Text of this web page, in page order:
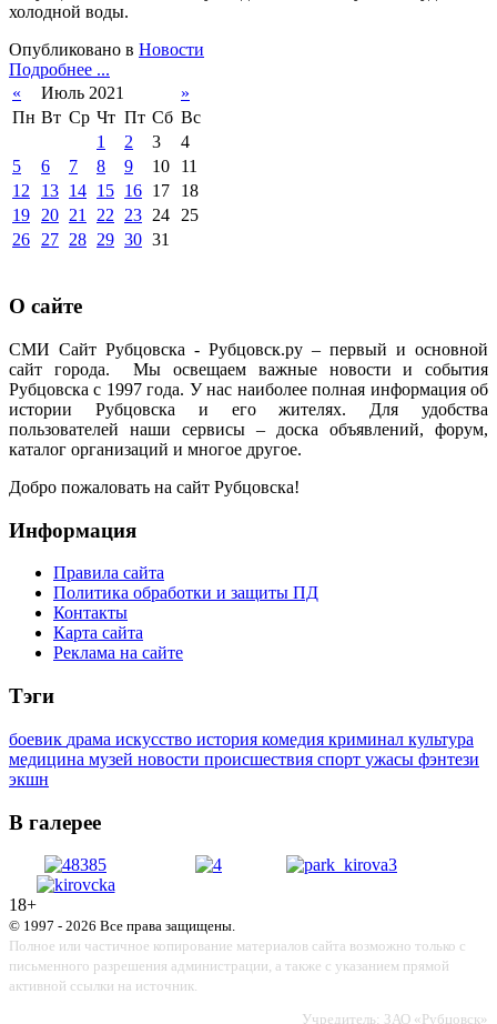
холодной воды.
Опубликовано в Новости
Подробнее ...
«
Июль 2021
»
Пн Вт Ср Чт Пт Сб Вс
1
2 3
4
5
6 7 8 9 10
11
12
13 14 15 16 17
18
19 20 21 22 23 24 25
26 27 28 29 30 31
О сайте
СМИ Сайт Рубцовска - Рубцовск.ру – первый и основной
сайт города. Мы освещаем важные новости и события
Рубцовска с 1997 года. У нас наиболее полная информация об
истории Рубцовска и его жителях. Для удобства
пользователей наши сервисы – доска объявлений, форум,
каталог организаций и многое другое.
Добро пожаловать на сайт Рубцовска!
Информация
Правила сайта
Политика обработки и защиты ПД
Контакты
Карта сайта
Реклама на сайте
Тэги
боевик драма искусство история комедия криминал культура
медицина музей новости происшествия спорт ужасы фэнтези
экшн
В галерее
18+
© 1997 - 2026 Все права защищены.
Полное или частичное копирование материалов сайта возможно только с
письменного разрешения администрации, а также с указанием прямой
активной ссылки на источник.
Учредитель: ЗАО «Рубцовск»